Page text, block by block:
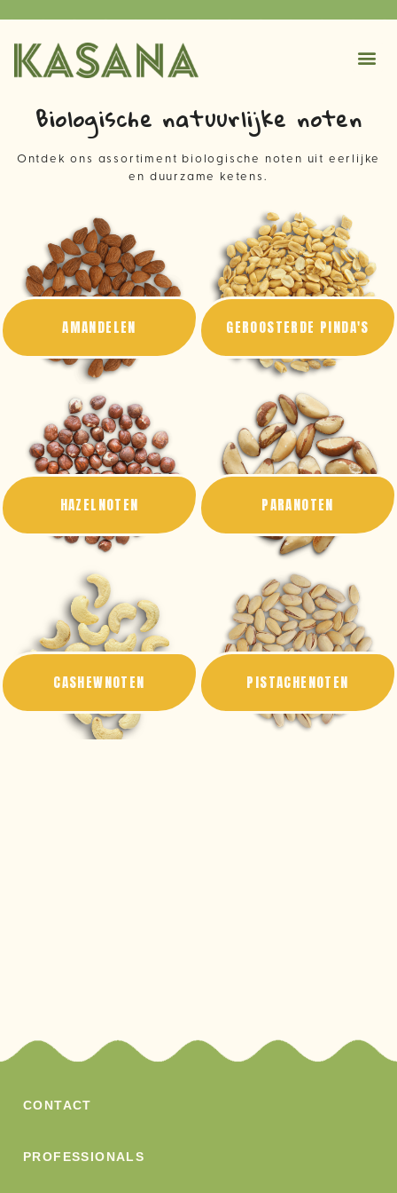
Biologische natuurlijke noten
Ontdek ons assortiment biologische noten uit eerlijke
en duurzame ketens.
AMANDELEN GEROOSTERDE PINDA'S
HAZELNOTEN PARANOTEN
CASHEWNOTEN PISTACHENOTEN
CONTACT
PROFESSIONALS